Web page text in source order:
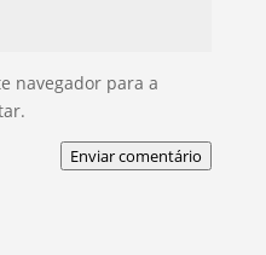
navegador para a
Enviar comentário